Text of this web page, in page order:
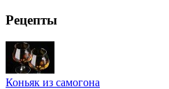
Рецепты
Коньяк из самогона